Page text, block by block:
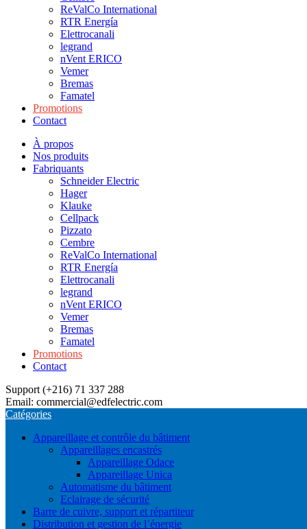
ReValCo International
RTR Energía
Elettrocanali
legrand
nVent ERICO
Vemer
Bremas
Famatel
Promotions
Contact
À propos
Nos produits
Fabriquants
Schneider Electric
Hager
Klauke
Cellpack
Pizzato
Cembre
ReValCo International
RTR Energía
Elettrocanali
legrand
nVent ERICO
Vemer
Bremas
Famatel
Promotions
Contact
Support (+216) 71 337 288
Email: commercial@edfelectric.com
Catégories
Appareillage et contrôle du bâtiment
Appareillages encastrés
Appareillage Odace
Appareillage Unica
Automatisme du bâtiment
Eclairage de sécurité
Barre de cuivre, support et répartiteur
Distribution et gestion de l’énergie